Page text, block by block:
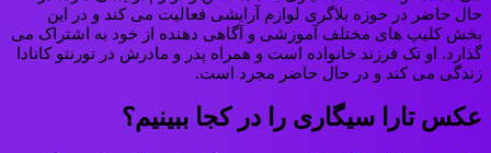
حال حاضر در حوزه بلاگری لوازم آرایشی فعالیت می کند و در این
بخش کلیپ های مختلف آموزشی و آگاهی دهنده از خود به اشتراک می
گذارد. او تک فرزند خانواده است و همراه پدر و مادرش در تورنتو کانادا
زندگی می کند و در حال حاضر مجرد است.
عکس تارا سیگاری را در کجا ببینیم؟